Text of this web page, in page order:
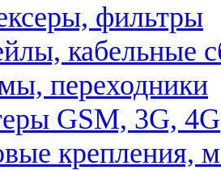
фильтры
кабельные
переходники
GSM, 3G, 4G
крепления,